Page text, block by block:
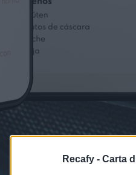
Recafy - Carta